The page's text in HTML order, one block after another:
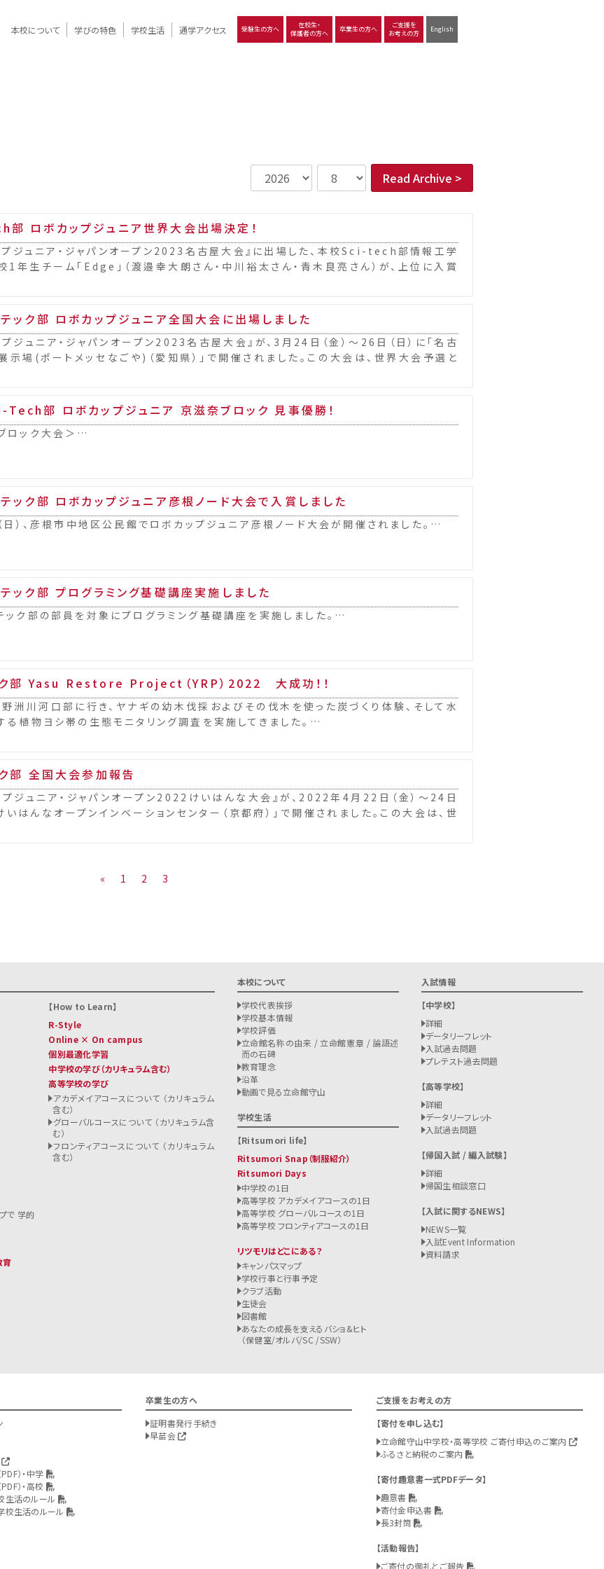
本校について 学びの特色 学校生活 通学アクセス 受験生の方へ
在校生・
保護者の方へ
卒業生の方へ
ご支援を
お考えの方
English
Read Archive >
ロボカップジュニア世界大会出場決定！
プジュニア・ジャパンオープン2023名古屋大会』に出場した、本校Sci-tech部情報工学
1年生チーム「Edge」（渡邉幸大朗さん・中川裕太さん・青木良亮さん）が、上位に入賞
ック部 ロボカップジュニア全国大会に出場しました
プジュニア・ジャパンオープン2023名古屋大会』が、3月24日（金）～26日（日）に「名古
示場(ポートメッセなごや)（愛知県）」で開催されました。この大会は、世界大会予選と
部 ロボカップジュニア 京滋奈ブロック 見事優勝！
ロック大会＞…
ック部 ロボカップジュニア彦根ノード大会で入賞しました
）、彦根市中地区公民館でロボカップジュニア彦根ノード大会が開催されました。…
ック部 プログラミング基礎講座実施しました
ック部の部員を対象にプログラミング基礎講座を実施しました。…
ク部 Yasu Restore Project（YRP）2022 大成功！！
川河口部に行き、ヤナギの幼木伐採およびその伐木を使った炭づくり体験、そして水
る植物ヨシ帯の生態モニタリング調査を実施してきました。…
部 全国大会参加報告
プジュニア・ジャパンオープン2022けいはんな大会』が、2022年4月22日（金）〜24日
けいはんなオープンインベーションセンター（京都府）」で開催されました。この大会は、世
« 1 2 3
で 学的
育
How to Learn
R-Style
Online × On campus
個別最適化学習
中学校の学び（カリキュラム含む）
高等学校の学び
アカデメイアコースについて （カリキュラム
含む）
グローバルコースについて （カリキュラム含
む）
フロンティアコースについて （カリキュラム
含む）
本校について
学校代表挨拶
学校基本情報
学校評価
立命館名称の由来 / 立命館憲章 / 論語述
而の石碑
教育理念
沿革
動画で見る立命館守山
学校生活
Ritsumori life
Ritsumori Snap（制服紹介）
Ritsumori Days
中学校の1日
高等学校 アカデメイアコースの1日
高等学校 グローバルコースの1日
高等学校 フロンティアコースの1日
リツモリはどこにある？
キャンパスマップ
学校行事と行事予定
クラブ活動
生徒会
図書館
あなたの成長を支えるバショ&ヒト
（保健室/オルバ/SC /SSW）
入試情報
中学校
詳細
データリーフレット
入試過去問題
プレテスト過去問題
高等学校
詳細
データリーフレット
入試過去問題
帰国入試 / 編入試験
詳細
帰国生相談窓口
入試に関するNEWS
NEWS一覧
入試Event Information
資料請求
）・中学
）・高校
生活のルール
校生活のルール
卒業生の方へ
証明書発行手続き
早苗会
ご支援をお考えの方
寄付を申し込む
立命館守山中学校・高等学校 ご寄付申込のご案内
ふるさと納税のご案内
寄付趣意書一式PDFデータ
趣意書
寄付金申込書
長3封筒
活動報告
ご寄付の御礼とご報告